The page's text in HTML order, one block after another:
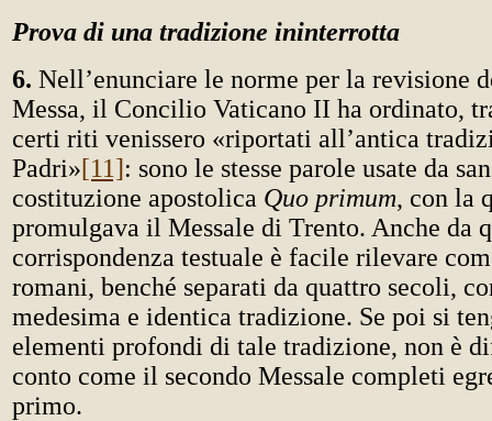
Prova di una tradizione ininterrotta
6. Nell’enunciare le norme per la revisione
Messa, il Concilio Vaticano II ha ordinato,
certi riti venissero «riportati all’antica
Padri»[11]: sono le stesse parole usate da
costituzione apostolica Quo primum, con la
promulgava il Messale di Trento. Anche da
corrispondenza testuale è facile rilevare
romani, benché separati da quattro secoli,
medesima e identica tradizione. Se poi si
elementi profondi di tale tradizione, non è
conto come il secondo Messale completi
primo.